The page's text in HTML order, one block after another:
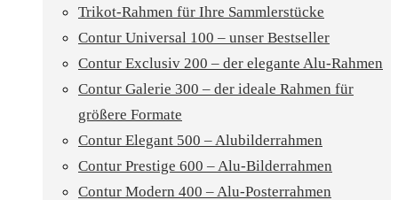
Trikot-Rahmen für Ihre Sammlerstücke
Contur Universal 100 – unser Bestseller
Contur Exclusiv 200 – der elegante Alu-Rahmen
Contur Galerie 300 – der ideale Rahmen für
größere Formate
Contur Elegant 500 – Alubilderrahmen
Contur Prestige 600 – Alu-Bilderrahmen
Contur Modern 400 – Alu-Posterrahmen